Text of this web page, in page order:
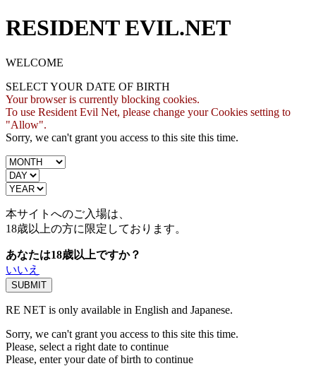
RESIDENT EVIL.NET
WELCOME
SELECT YOUR DATE OF BIRTH
Your browser is currently blocking cookies.
To use Resident Evil Net, please change your Cookies setting to
"Allow".
Sorry, we can't grant you access to this site this time.
本サイトへのご入場は、
18歳以上の方に限定しております。
あなたは18歳以上ですか？
いいえ
RE NET is only available in English and Japanese.
Sorry, we can't grant you access to this site this time.
Please, select a right date to continue
Please, enter your date of birth to continue